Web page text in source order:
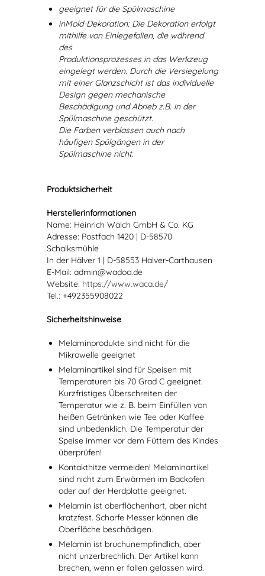
geeignet für die Spülmaschine
inMold-Dekoration: Die Dekoration erfolgt
mithilfe von Einlegefolien, die während
des
Produktionsprozesses in das Werkzeug
eingelegt werden. Durch die Versiegelung
mit einer Glanzschicht ist das individuelle
Design gegen mechanische
Beschädigung und Abrieb z.B. in der
Spülmaschine geschützt.
Die Farben verblassen auch nach
häufigen Spülgängen in der
Spülmaschine nicht.
Produktsicherheit
Herstellerinformationen
Name: Heinrich Walch GmbH & Co. KG
Adresse: Postfach 1420 | D-58570
Schalksmühle
In der Hälver 1 | D-58553 Halver-Carthausen
E-Mail: admin@wadoo.de
Website: https://www.waca.de/
Tel.: +492355908022
Sicherheitshinweise
Melaminprodukte sind nicht für die
Mikrowelle geeignet
Melaminartikel sind für Speisen mit
Temperaturen bis 70 Grad C geeignet.
Kurzfristiges Überschreiten der
Temperatur wie z. B. beim Einfüllen von
heißen Getränken wie Tee oder Kaffee
sind unbedenklich. Die Temperatur der
Speise immer vor dem Füttern des Kindes
überprüfen!
Kontakthitze vermeiden! Melaminartikel
sind nicht zum Erwärmen im Backofen
oder auf der Herdplatte geeignet.
Melamin ist oberflächenhart, aber nicht
kratzfest. Scharfe Messer können die
Oberfläche beschädigen.
Melamin ist bruchunempfindlich, aber
nicht unzerbrechlich. Der Artikel kann
brechen, wenn er fallen gelassen wird.